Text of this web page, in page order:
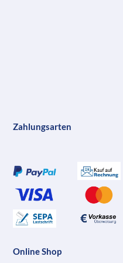
Zahlungsarten
Online Shop